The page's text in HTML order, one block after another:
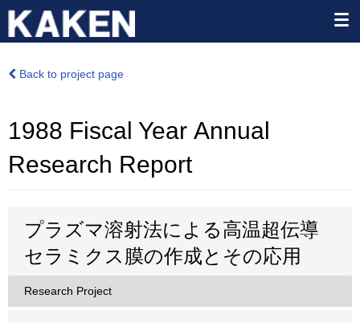
Back to project page
1988 Fiscal Year Annual
Research Report
プラズマ溶射法による高温超伝導
セラミクス膜の作成とその応用
Research Project